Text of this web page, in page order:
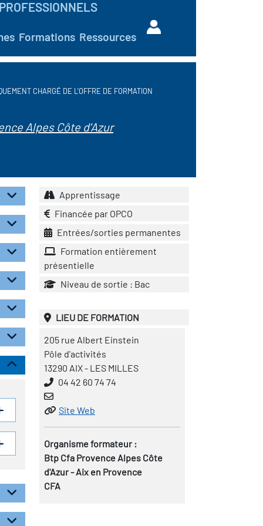
Formations Ressources
CHARGÉ DE L'OFFRE DE FORMATION
Alpes Côte d'Azur
Apprentissage
Financée par OPCO
Entrées/sorties permanentes
Formation entièrement
présentielle
Niveau de sortie : Bac
LIEU DE FORMATION
205 rue Albert Einstein
Pôle d'activités
13290 AIX - LES MILLES
04 42 60 74 74
Site Web
Organisme formateur :
Btp Cfa Provence Alpes Côte
d'Azur - Aix en Provence
CFA